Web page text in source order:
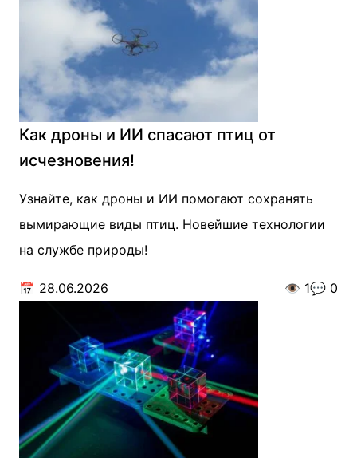
Как дроны и ИИ спасают птиц от
исчезновения!
Узнайте, как дроны и ИИ помогают сохранять
вымирающие виды птиц. Новейшие технологии
на службе природы!
📅 28.06.2026 👁️ 1💬 0